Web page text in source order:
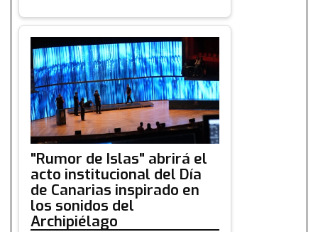
"Rumor de Islas" abrirá el
acto institucional del Día
de Canarias inspirado en
los sonidos del
Archipiélago